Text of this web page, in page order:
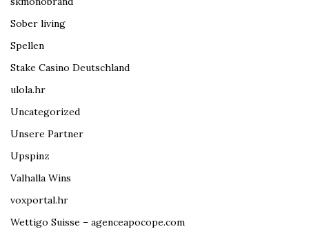
Sober living
Spellen
Stake Casino Deutschland
ulola.hr
Uncategorized
Unsere Partner
Upspinz
Valhalla Wins
voxportal.hr
Wettigo Suisse – agenceapocope.com